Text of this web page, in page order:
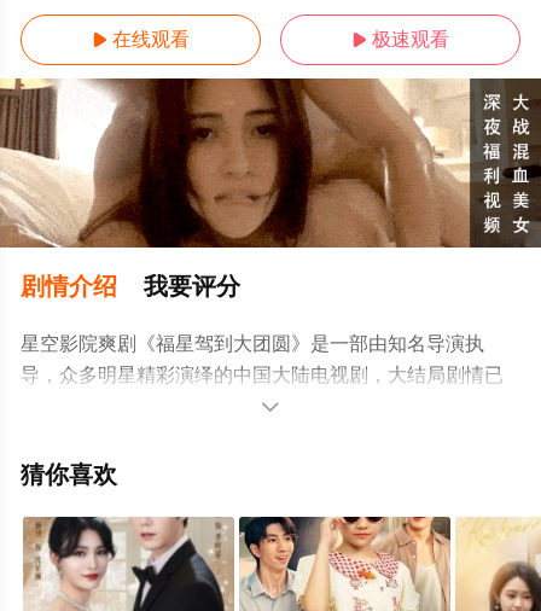
 在线观看  极速观看
剧情介绍 我要评分
星空影院爽剧《福星驾到大团圆》是一部由知名导演执
导，众多明星精彩演绎的中国大陆电视剧，大结局剧情已
揭晓（更新全集），手机免费观看高清无删减完整版电视
剧、电视猫或剧情网等平台了解。

猜你喜欢